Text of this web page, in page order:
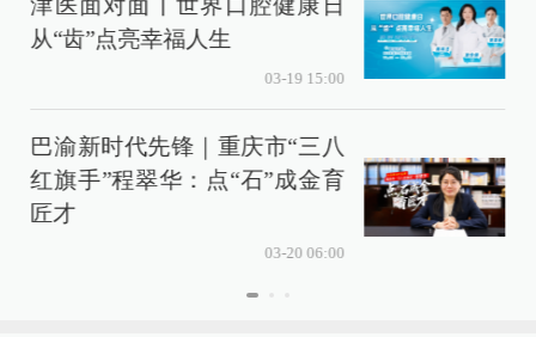
津医面对面丨世界口腔健康日
从“齿”点亮幸福人生
03-19 15:00
巴渝新时代先锋｜重庆市“三八
红旗手”程翠华：点“石”成金育
匠才
03-20 06:00